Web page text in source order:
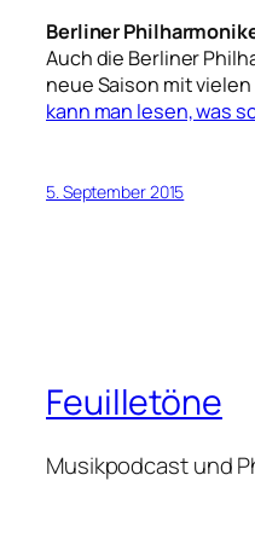
Berliner
Auch die Berliner
neue Saison mit
kann man lesen, was
5. September 2015
Feuilletöne
Musikpodcast und